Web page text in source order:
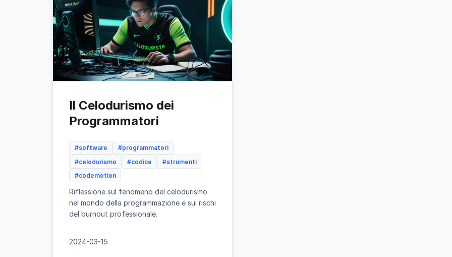
Il Celodurismo dei
Programmatori
#software
#programmatori
#celodurismo
#codice
#strumenti
#codemotion
Riflessione sul fenomeno del celodurismo
nel mondo della programmazione e sui rischi
del burnout professionale.
2024-03-15